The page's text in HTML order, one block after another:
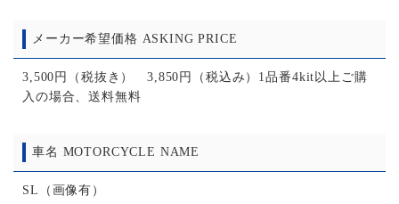
メーカー希望価格 ASKING PRICE
3,500円（税抜き） 3,850円（税込み）1品番4kit以上ご購
入の場合、送料無料
車名 MOTORCYCLE NAME
SL（画像有）